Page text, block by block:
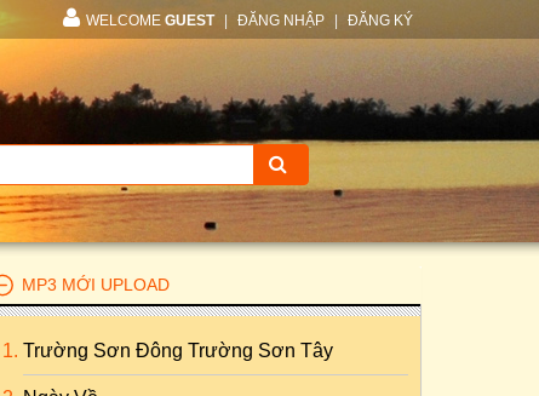
WELCOME GUEST ĐĂNG NHẬP ĐĂNG KÝ
MP3 MỚI UPLOAD
Trường Sơn Đông Trường Sơn Tây